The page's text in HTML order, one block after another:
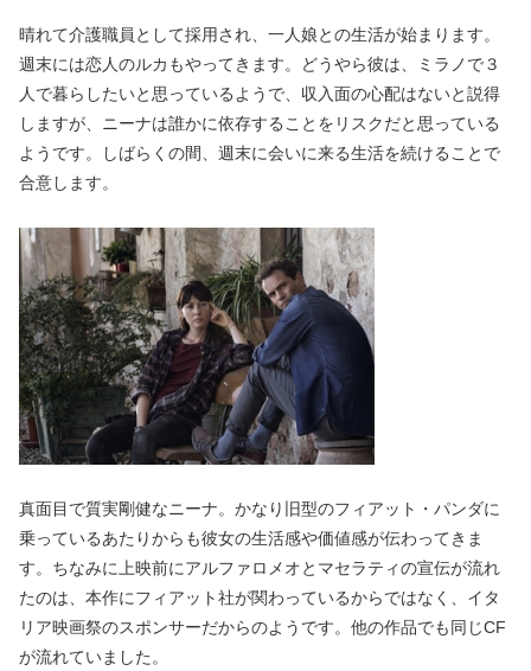
晴れて介護職員として採用され、一人娘との生活が始まります。
週末には恋人のルカもやってきます。どうやら彼は、ミラノで３
人で暮らしたいと思っているようで、収入面の心配はないと説得
しますが、ニーナは誰かに依存することをリスクだと思っている
ようです。しばらくの間、週末に会いに来る生活を続けることで
合意します。
真面目で質実剛健なニーナ。かなり旧型のフィアット・パンダに
乗っているあたりからも彼女の生活感や価値感が伝わってきま
す。ちなみに上映前にアルファロメオとマセラティの宣伝が流れ
たのは、本作にフィアット社が関わっているからではなく、イタ
リア映画祭のスポンサーだからのようです。他の作品でも同じCF
が流れていました。